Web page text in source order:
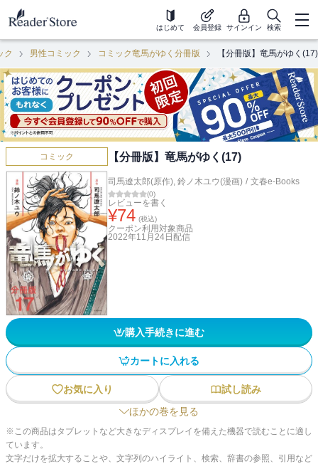
はじめて 会員登録 サインイン 検索
ク 男性コミック コミック竜馬がゆく分冊版 【分冊版】竜馬がゆく(17)
コミック 【分冊版】竜馬がゆく(17)
司馬遼太郎(原作), 鈴ノ木ユウ(漫画) / 文春e-Books
(0)
レビューを書く
¥74 (税込)
クーポン利用対象商品
2022年11月24日 配信
購入手続きに進む
カートに入れる
お気に入り
試し読み
ほかの巻を見る
※この商品はタブレットなど大きなディスプレイを備えた機器で読むことに適し
ています。
文字だけを拡大することや、文字列のハイライト、検索、辞書の参照、引用など